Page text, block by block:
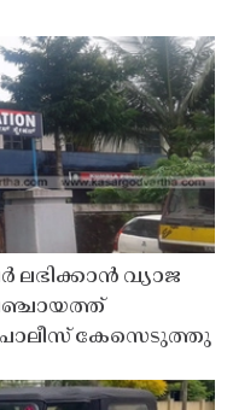
ലഭിക്കാൻ വ്യാജ
പഞ്ചായത്ത്
പൊലീസ് കേസെടുത്തു